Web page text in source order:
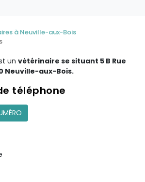
à Neuville-aux-Bois
un vétérinaire se situant 5 B Rue
Neuville-aux-Bois.
téléphone